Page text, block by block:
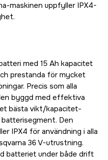
maskinen uppfyller IPX4-
med 15 Ah kapacitet
prestanda för mycket
Precis som alla
byggd med effektiva
bästa vikt/kapacitet-
batterisegment. Den
IPX4 för användning i alla
36 V-utrustning.
batteriet under både drift